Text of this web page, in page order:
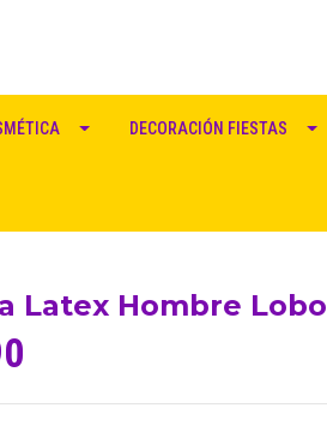
DECORACIÓN FIESTAS
Latex Hombre Lobo